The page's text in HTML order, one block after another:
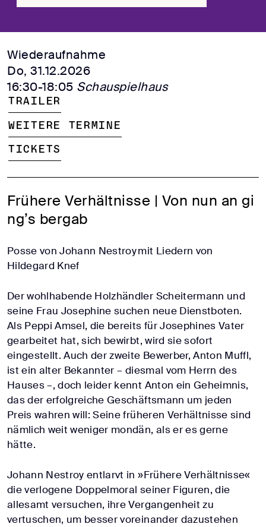
Wiederaufnahme
Do, 31.12.2026
16:30-18:05 Schauspielhaus
Trailer
Weitere Termine
Tickets
Frühere Verhältnisse | Von nun an gi
ng’s bergab
Posse von Johann Nestroy mit Liedern von
Hildegard Knef
Der wohlhabende Holzhändler Scheitermann und
seine Frau Josephine suchen neue Dienstboten.
Als Peppi Amsel, die bereits für Josephines Vater
gearbeitet hat, sich bewirbt, wird sie sofort
eingestellt. Auch der zweite Bewerber, Anton Muffl,
ist ein alter Bekannter – diesmal vom Herrn des
Hauses –, doch leider kennt Anton ein Geheimnis,
das der erfolgreiche Geschäftsmann um jeden
Preis wahren will: Seine früheren Verhältnisse sind
nämlich weit weniger mondän, als er es gerne
hätte.
Johann Nestroy entlarvt in »Frühere Verhältnisse«
die verlogene Doppelmoral seiner Figuren, die
allesamt versuchen, ihre Vergangenheit zu
vertuschen, um besser voreinander dazustehen